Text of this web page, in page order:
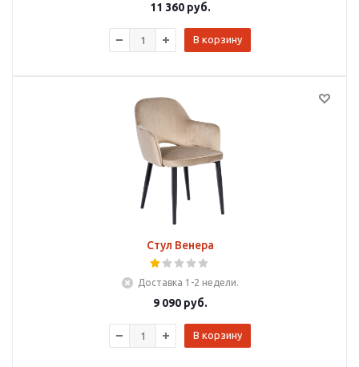
11 360руб.
В корзину
Стул Венера
Доставка 1-2 недели.
9 090руб.
В корзину